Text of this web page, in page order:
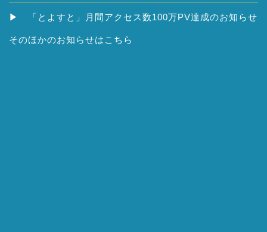
▶ 「とよすと」月間アクセス数100万PV達成のお知らせ
そのほかのお知らせはこちら